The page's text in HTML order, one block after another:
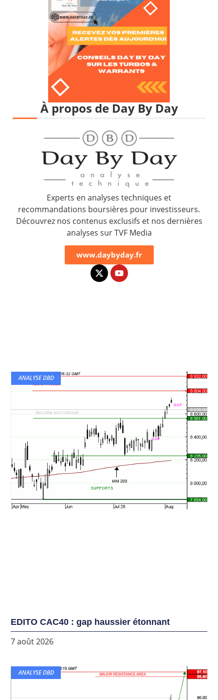
À propos de Day By Day
Experts en analyses techniques et
recommandations boursières pour investisseurs.
Découvrez nos contenus exclusifs et nos dernières
analyses sur TVF Media
www.daybyday.fr
ANALYSE DBD
EDITO CAC40 : gap haussier étonnant
7 août 2026
ANALYSE DBD